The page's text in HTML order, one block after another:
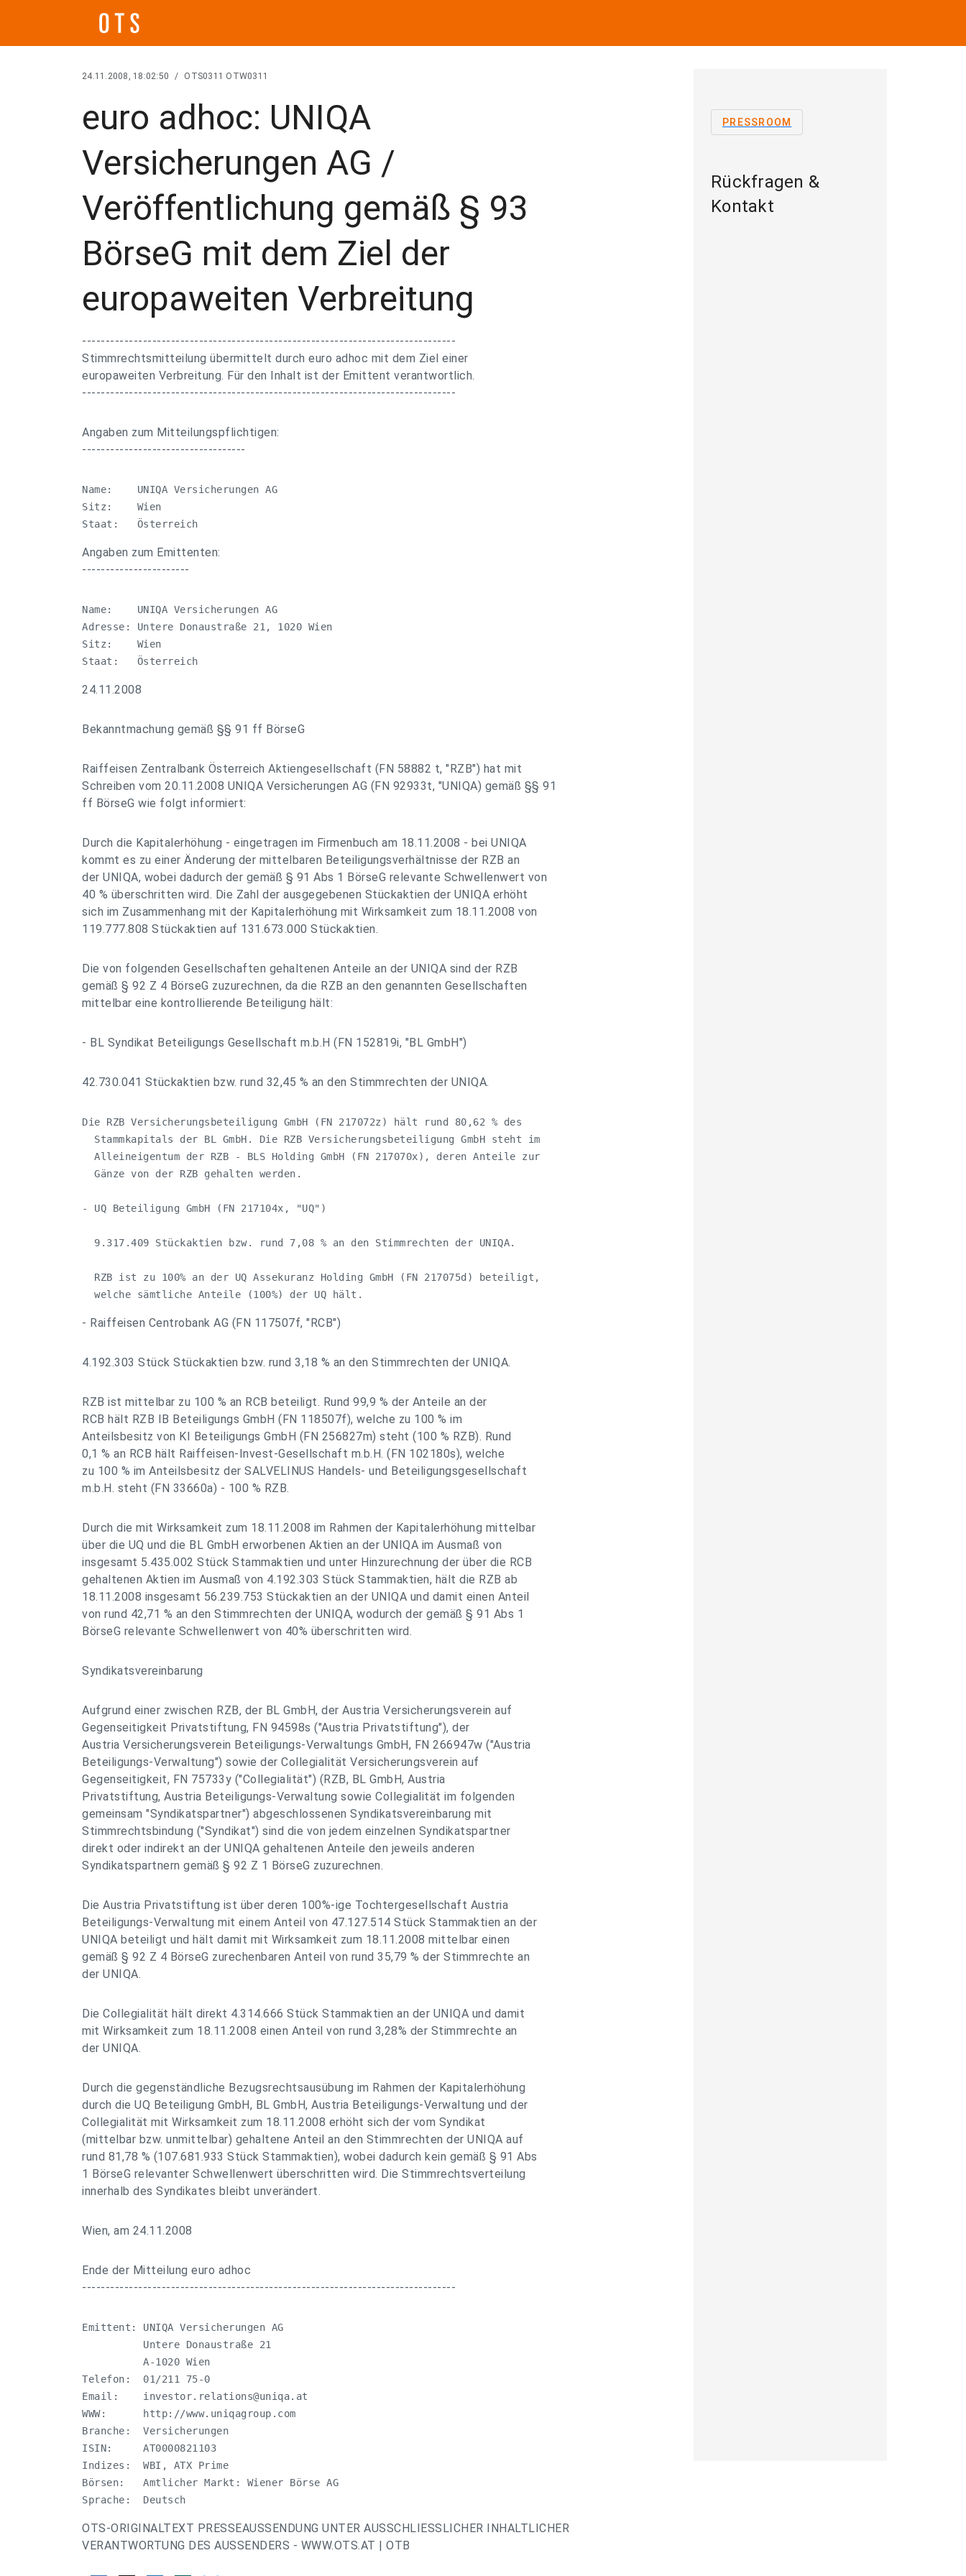
24.11.2008, 18:02:50 / OTS0311 OTW0311
euro adhoc: UNIQA
Versicherungen AG /
Veröffentlichung gemäß § 93
BörseG mit dem Ziel der
europaweiten Verbreitung
--------------------------------------------------------------------------------
Stimmrechtsmitteilung übermittelt durch euro adhoc mit dem Ziel einer
europaweiten Verbreitung. Für den Inhalt ist der Emittent verantwortlich.
--------------------------------------------------------------------------------
Angaben zum Mitteilungspflichtigen:
-----------------------------------
Name:    UNIQA Versicherungen AG
Sitz:    Wien
Staat:   Österreich
Angaben zum Emittenten:
-----------------------
Name:    UNIQA Versicherungen AG
Adresse: Untere Donaustraße 21, 1020 Wien
Sitz:    Wien
Staat:   Österreich
24.11.2008
Bekanntmachung gemäß §§ 91 ff BörseG
Raiffeisen Zentralbank Österreich Aktiengesellschaft (FN 58882 t, "RZB") hat mit
Schreiben vom 20.11.2008 UNIQA Versicherungen AG (FN 92933t, "UNIQA) gemäß §§ 91
ff BörseG wie folgt informiert:
Durch die Kapitalerhöhung - eingetragen im Firmenbuch am 18.11.2008 - bei UNIQA
kommt es zu einer Änderung der mittelbaren Beteiligungsverhältnisse der RZB an
der UNIQA, wobei dadurch der gemäß § 91 Abs 1 BörseG relevante Schwellenwert von
40 % überschritten wird. Die Zahl der ausgegebenen Stückaktien der UNIQA erhöht
sich im Zusammenhang mit der Kapitalerhöhung mit Wirksamkeit zum 18.11.2008 von
119.777.808 Stückaktien auf 131.673.000 Stückaktien.
Die von folgenden Gesellschaften gehaltenen Anteile an der UNIQA sind der RZB
gemäß § 92 Z 4 BörseG zuzurechnen, da die RZB an den genannten Gesellschaften
mittelbar eine kontrollierende Beteiligung hält:
- BL Syndikat Beteiligungs Gesellschaft m.b.H (FN 152819i, "BL GmbH")
42.730.041 Stückaktien bzw. rund 32,45 % an den Stimmrechten der UNIQA.
Die RZB Versicherungsbeteiligung GmbH (FN 217072z) hält rund 80,62 % des
  Stammkapitals der BL GmbH. Die RZB Versicherungsbeteiligung GmbH steht im
  Alleineigentum der RZB - BLS Holding GmbH (FN 217070x), deren Anteile zur
  Gänze von der RZB gehalten werden.
- UQ Beteiligung GmbH (FN 217104x, "UQ")
  9.317.409 Stückaktien bzw. rund 7,08 % an den Stimmrechten der UNIQA.
  RZB ist zu 100% an der UQ Assekuranz Holding GmbH (FN 217075d) beteiligt,
  welche sämtliche Anteile (100%) der UQ hält.
- Raiffeisen Centrobank AG (FN 117507f, "RCB")
4.192.303 Stück Stückaktien bzw. rund 3,18 % an den Stimmrechten der UNIQA.
RZB ist mittelbar zu 100 % an RCB beteiligt. Rund 99,9 % der Anteile an der
RCB hält RZB IB Beteiligungs GmbH (FN 118507f), welche zu 100 % im
Anteilsbesitz von KI Beteiligungs GmbH (FN 256827m) steht (100 % RZB). Rund
0,1 % an RCB hält Raiffeisen-Invest-Gesellschaft m.b.H. (FN 102180s), welche
zu 100 % im Anteilsbesitz der SALVELINUS Handels- und Beteiligungsgesellschaft
m.b.H. steht (FN 33660a) - 100 % RZB.
Durch die mit Wirksamkeit zum 18.11.2008 im Rahmen der Kapitalerhöhung mittelbar
über die UQ und die BL GmbH erworbenen Aktien an der UNIQA im Ausmaß von
insgesamt 5.435.002 Stück Stammaktien und unter Hinzurechnung der über die RCB
gehaltenen Aktien im Ausmaß von 4.192.303 Stück Stammaktien, hält die RZB ab
18.11.2008 insgesamt 56.239.753 Stückaktien an der UNIQA und damit einen Anteil
von rund 42,71 % an den Stimmrechten der UNIQA, wodurch der gemäß § 91 Abs 1
BörseG relevante Schwellenwert von 40% überschritten wird.
Syndikatsvereinbarung
Aufgrund einer zwischen RZB, der BL GmbH, der Austria Versicherungsverein auf
Gegenseitigkeit Privatstiftung, FN 94598s ("Austria Privatstiftung"), der
Austria Versicherungsverein Beteiligungs-Verwaltungs GmbH, FN 266947w ("Austria
Beteiligungs-Verwaltung") sowie der Collegialität Versicherungsverein auf
Gegenseitigkeit, FN 75733y ("Collegialität") (RZB, BL GmbH, Austria
Privatstiftung, Austria Beteiligungs-Verwaltung sowie Collegialität im folgenden
gemeinsam "Syndikatspartner") abgeschlossenen Syndikatsvereinbarung mit
Stimmrechtsbindung ("Syndikat") sind die von jedem einzelnen Syndikatspartner
direkt oder indirekt an der UNIQA gehaltenen Anteile den jeweils anderen
Syndikatspartnern gemäß § 92 Z 1 BörseG zuzurechnen.
Die Austria Privatstiftung ist über deren 100%-ige Tochtergesellschaft Austria
Beteiligungs-Verwaltung mit einem Anteil von 47.127.514 Stück Stammaktien an der
UNIQA beteiligt und hält damit mit Wirksamkeit zum 18.11.2008 mittelbar einen
gemäß § 92 Z 4 BörseG zurechenbaren Anteil von rund 35,79 % der Stimmrechte an
der UNIQA.
Die Collegialität hält direkt 4.314.666 Stück Stammaktien an der UNIQA und damit
mit Wirksamkeit zum 18.11.2008 einen Anteil von rund 3,28% der Stimmrechte an
der UNIQA.
Durch die gegenständliche Bezugsrechtsausübung im Rahmen der Kapitalerhöhung
durch die UQ Beteiligung GmbH, BL GmbH, Austria Beteiligungs-Verwaltung und der
Collegialität mit Wirksamkeit zum 18.11.2008 erhöht sich der vom Syndikat
(mittelbar bzw. unmittelbar) gehaltene Anteil an den Stimmrechten der UNIQA auf
rund 81,78 % (107.681.933 Stück Stammaktien), wobei dadurch kein gemäß § 91 Abs
1 BörseG relevanter Schwellenwert überschritten wird. Die Stimmrechtsverteilung
innerhalb des Syndikates bleibt unverändert.
Wien, am 24.11.2008
Ende der Mitteilung euro adhoc
--------------------------------------------------------------------------------
Emittent: UNIQA Versicherungen AG
          Untere Donaustraße 21
          A-1020 Wien
Telefon:  01/211 75-0
Email: investor.relations@uniqa.at
WWW:      http://www.uniqagroup.com
Branche:  Versicherungen
ISIN:     AT0000821103
Indizes:  WBI, ATX Prime
Börsen:   Amtlicher Markt: Wiener Börse AG
Sprache:  Deutsch
OTS-ORIGINALTEXT PRESSEAUSSENDUNG UNTER AUSSCHLIESSLICHER INHALTLICHER
VERANTWORTUNG DES AUSSENDERS - WWW.OTS.AT | OTB
PRESSROOM
Rückfragen &
Kontakt